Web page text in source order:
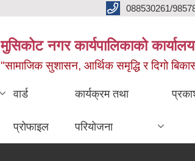
088530261/
मुसिकोट नगर कार्यपालिकाको
"सामाजिक सुशासन, आर्थिक समृद्धि र दिगो
वार्ड
प्रोफाइल
कार्यक्रम तथा
परियोजना